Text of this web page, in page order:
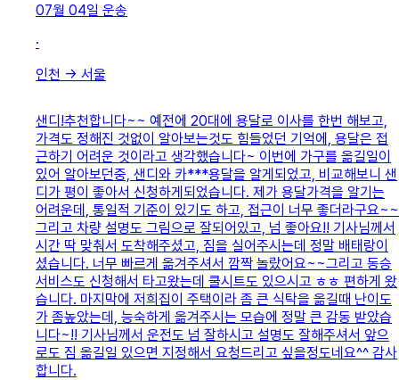
07월 04일 운송
·
인천 → 서울
샌디!추천합니다~~ 예전에 20대에 용달로 이사를 한번 해보고,
가격도 정해진 것없이 알아보는것도 힘들었던 기억에, 용달은 접
근하기 어려운 것이라고 생각했습니다~ 이번에 가구를 옮길일이
있어 알아보던중, 샌디와 카***용달을 알게되었고, 비교해보니 샌
디가 평이 좋아서 신청하게되었습니다. 제가 용달가격을 알기는
어려운데, 통일적 기준이 있기도 하고, 접근이 너무 좋더라구요~~
그리고 차량 설명도 그림으로 잘되어있고, 넘 좋아요!! 기사님께서
시간 딱 맞춰서 도착해주셨고, 짐을 실어주시는데 정말 배태랑이
셨습니다. 너무 빠르게 옮겨주셔서 깜짝 놀랐어요~~그리고 동승
서비스도 신청해서 타고왔는데 쿨시트도 있으시고 ㅎㅎ 편하게 왔
습니다. 마지막에 저희집이 주택이라 좀 큰 식탁을 옮길때 난이도
가 좀높았는데, 능숙하게 옮겨주시는 모습에 정말 큰 감동 받았습
니다~!! 기사님께서 운전도 넘 잘하시고 설명도 잘해주셔서 앞으
로도 짐 옮길일 있으면 지정해서 요청드리고 싶을정도네요^^ 감사
합니다.